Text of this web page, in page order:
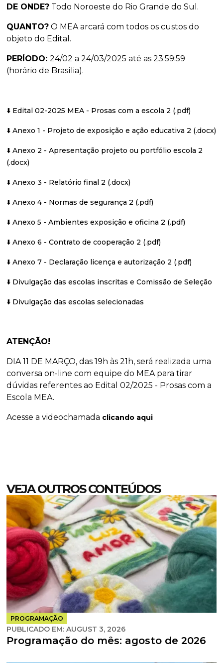
DE ONDE? Todo Noroeste do Rio Grande do Sul.
QUANTO? O MEA arcará com todos os custos do
objeto do Edital.
PERÍODO:24/02 a 24/03/2025 até as 23:59:59
(horário de Brasília).
⬇️ Edital 02-2025 MEA - Prosas com a escola 2 (.pdf)
⬇️ Anexo 1 - Projeto de exposição e ação educativa 2 (.docx)
⬇️ Anexo 2 - Apresentação projeto ou portfólio escola 2
(.docx)
⬇️ Anexo 3 - Relatório final 2 (.docx)
⬇️ Anexo 4 - Normas de segurança 2 (.pdf)
⬇️ Anexo 5 - Ambientes exposição e oficina 2 (.pdf)
⬇️ Anexo 6 - Contrato de cooperação 2 (.pdf)
⬇️ Anexo 7 - Declaração licença e autorização 2 (.pdf)
⬇️ Divulgação das escolas inscritas e Comissão de Seleção
⬇️ Divulgação das escolas selecionadas
ATENÇÃO!
DIA 11 DE MARÇO, das 19h às 21h, será realizada uma
conversa on-line com equipe do MEA para tirar
dúvidas referentes ao Edital 02/2025 - Prosas com a
Escola MEA.
Acesse a videochamada clicando aqui
VEJA OUTROS CONTEÚDOS
PROGRAMAÇÃO
PUBLICADO EM:AUGUST 3, 2026
Programação do mês: agosto de 2026